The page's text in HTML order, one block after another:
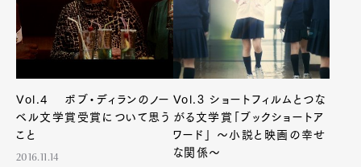
Vol.4 ボブ・ディランのノー
ベル文学賞受賞について思う
こと
2016.11.14
Vol.3 ショートフィルムとつな
がる文学賞「ブックショートア
ワード」 ～小説と映画の幸せ
な関係～